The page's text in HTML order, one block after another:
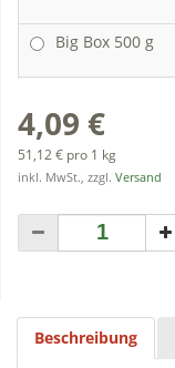
Big Box 500 g
4,09 €
51,12 € pro 1 kg
inkl. MwSt., zzgl. Versand
Beschreibung